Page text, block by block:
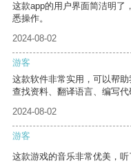
这款app的用户界面简洁明了
悉操作。
2024-08-02
游客
这款软件非常实用，可以帮
查找资料、翻译语言、编写代
2024-08-02
游客
这款游戏的音乐非常优美，听